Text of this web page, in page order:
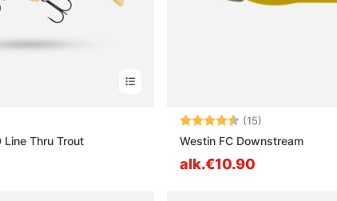
Line Thru Trout
Arvio: (15)
Westin FC Downstream
alk.€10.90